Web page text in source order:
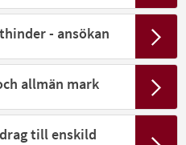
- ansökan
allmän mark
till enskild